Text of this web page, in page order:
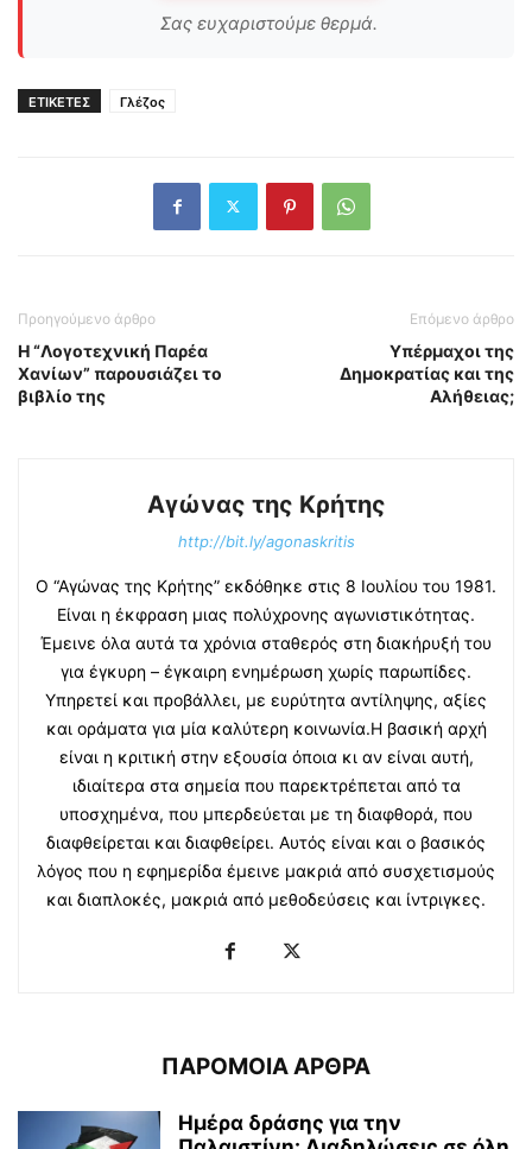
Σας ευχαριστούμε θερμά.
ΕΤΙΚΕΤΕΣ Γλέζος
Προηγούμενο άρθρο
H “Λογοτεχνική Παρέα
Χανίων” παρουσιάζει το
βιβλίο της
Επόμενο άρθρο
Υπέρμαχοι της
Δημοκρατίας και της
Αλήθειας;
Αγώνας της Κρήτης
http://bit.ly/agonaskritis
Ο “Αγώνας της Κρήτης” εκδόθηκε στις 8 Ιουλίου του 1981.
Είναι η έκφραση μιας πολύχρονης αγωνιστικότητας.
Έμεινε όλα αυτά τα χρόνια σταθερός στη διακήρυξή του
για έγκυρη – έγκαιρη ενημέρωση χωρίς παρωπίδες.
Υπηρετεί και προβάλλει, με ευρύτητα αντίληψης, αξίες
και οράματα για μία καλύτερη κοινωνία.Η βασική αρχή
είναι η κριτική στην εξουσία όποια κι αν είναι αυτή,
ιδιαίτερα στα σημεία που παρεκτρέπεται από τα
υποσχημένα, που μπερδεύεται με τη διαφθορά, που
διαφθείρεται και διαφθείρει. Αυτός είναι και ο βασικός
λόγος που η εφημερίδα έμεινε μακριά από συσχετισμούς
και διαπλοκές, μακριά από μεθοδεύσεις και ίντριγκες.
ΠΑΡΟΜΟΙΑ ΑΡΘΡΑ
Ημέρα δράσης για την